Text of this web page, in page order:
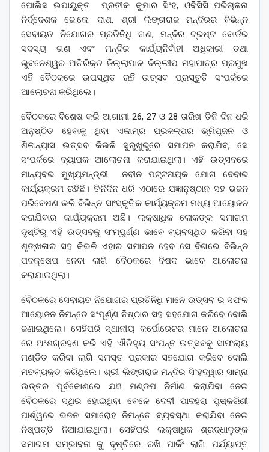
ପୋଲିସ ଉପାୟୁକ୍ତ ପ୍ରତୀକ କୁମାର ସିଂହ, ଓବିସିସି ପରିଚାଳନା
ନିର୍ଦ୍ଦେଶକ ଜେ.କେ. ଦାଶ, ଶ୍ରୀ ଲିଙ୍ଗରାଜ ମନ୍ଦିରର ବିଭିନ୍ନ
ସେବାୟତ ନିଯୋଗର ପ୍ରତିନିଧି ଗଣ, ମନ୍ଦିର ଟ୍ରଷ୍ଟ ବୋର୍ଡର
ସଦସ୍ୟ ଗଣ ଏବଂ ମନ୍ଦିର କାର୍ଯ୍ୟନିର୍ବାହୀ ଅଧିକାରୀ ତଥା
ଭୁବନେଶ୍ୱର ଅତିରିକ୍ତ ଜିଲ୍ଲାପାଳ ଦିଲ୍ଲୀପ ମହାପାତ୍ର ପ୍ରମୁଖ
ଏହି ବୈଠକରେ ଉପସ୍ଥିତ ରହି ଉତ୍ସବ ପ୍ରସ୍ତୁତି ସଂପର୍କରେ
ଆଲୋଚନା କରିଥିଲେ।
ବୈଠକରେ ବିଶେଷ କରି ଆଗାମୀ 26, 27 ଓ 28 ତାରିଖ ତିନି ଦିନ ଧରି
ଅନୁଷ୍ଠିତ ହେବାକୁ ଥିବା ଏକାମ୍ର ପ୍ରକଳ୍ପର ଭୂମିପୂଜନ ଓ
ଶିଳାନ୍ୟାସ ଉତ୍ସବ କିଭଳି ସୁରୁଖୁରୁରେ ସମାପନ କରାଯିବ, ସେ
ସଂପର୍କରେ ବ୍ୟାପକ ଆଲୋଚନା କରାଯାଇଥିଲା। ଏହି ଉତ୍ସବରେ
ମାନ୍ୟବର ମୁଖ୍ୟମନ୍ତ୍ରୀ ନବୀନ ପଟ୍ଟନାୟକ ଯୋଗ ଦେବାର
କାର୍ଯ୍ୟକ୍ରମ ରହିଛି। ତିନିଦିନ ଧରି ଏଠାରେ ଯଜ୍ଞାନୁଷ୍ଠାନ ସହ ଭଜନ
ପରିବେଷଣ ଭଳି ବିଭିନ୍ନ ସାଂସ୍କୃତିକ କାର୍ଯ୍ୟକ୍ରମ ମଧ୍ୟ ଆୟୋଜନ
କରାଯିବାର କାର୍ଯ୍ୟକ୍ରମ ଅଛି। ଲକ୍ଷାଧିକ ଲୋକଙ୍କ ସମାଗମ
ଦୃଷ୍ଟିରୁ ଏହି ଉତ୍ସବକୁ ସଂମ୍ପୁର୍ଣ୍ଣ ଭାବେ ବ୍ୟବସ୍ଥିତ କରିବା ସହ
ଶୃଙ୍ଖଳାର ସହ କିଭଳି ଏହାର ସମାପନ ହେବ ସେ ଦିଗରେ ବିଭିନ୍ନ
ପଦକ୍ଷେପ ନେବା ଲାଗି ବୈଠକରେ ବିଷଦ ଭାବେ ଆଲୋଚନା
କରାଯାଇଥିଲା।
ବୈଠକରେ ସେବାୟତ ନିଯୋଗର ପ୍ରତିନିଧି ମାନେ ଉତ୍ସବ ର ସଫଳ
ଆୟୋଜନ ନିମନ୍ତେ ସଂପୂର୍ଣ୍ଣ ନିଷ୍ଠାର ସହ ସହଯୋଗ କରିବେ ବୋଲି
ଜଣାଇଥିଲେ। ସେହିପରି ସ୍ଥାନୀୟ କର୍ପୋରେଟର ମାନେ ଆଲୋଚନା
ରେ ଅଂଶଗ୍ରହଣ କରି ଏହି ଐତିହ୍ୟ ସଂପନ୍ନ ଉତ୍ସବକୁ ସାଫଲ୍ୟ
ମଣ୍ଡିତ କରିବା ଲାଗି ସମସ୍ତ ପ୍ରକାର ସହଯୋଗ କରିବେ ବୋଲି
ମତବ୍ୟକ୍ତ କରିଥିଲେ। ଶ୍ରୀ ଲିଙ୍ଗରାଜ ମନ୍ଦିର ସିଂହଦ୍ୱାର ସାମ୍ନା
ଉତ୍ତର ପୂର୍ବକୋଣରେ ଯଜ୍ଞ ମଣ୍ଡପ ନିର୍ମାଣ କରାଯିବା ନେଇ
ବୈଠକରେ ସ୍ଥିର ହୋଇଥିବା ବେଳେ ଦେବୀ ପାଦହରା ପୁଷ୍କରିଣୀ
ପାର୍ଶ୍ୱରେ ଭଜନ ସମାରୋହ ନିମନ୍ତେ ବ୍ୟବସ୍ଥା କରାଯିବା ନେଇ
ନିଷ୍ପତ୍ତି ନିଆଯାଇଥିଲା। ସେହିପରି ଲକ୍ଷାଧିକ ଶ୍ରଦ୍ଧାଳୁଙ୍କ
ସମାଗମ ସମ୍ଭାବନା କୁ ଦୃଷ୍ଚିରେ ରଖି ପାର୍କିଂ ଲାଗି ପର୍ଯ୍ୟାପ୍ତ